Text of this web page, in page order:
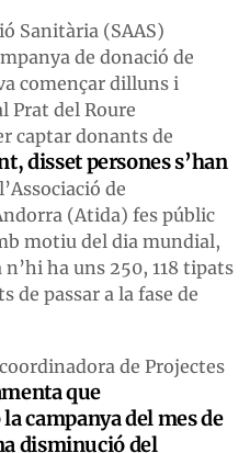
Sanitària (SAAS)
de donació de
començar dilluns i
Prat del Roure
captar donants de
disset persones s’han
de
(Atida) fes públic
motiu del dia mundial,
ha uns 250, 118 tipats
de passar a la fase de
de Projectes
que
campanya del mes de
disminució del